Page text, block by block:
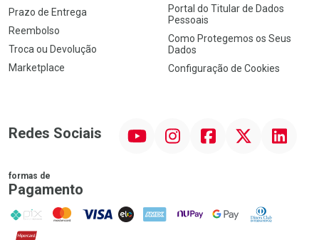
Prazo de Entrega
Reembolso
Troca ou Devolução
Marketplace
Portal do Titular de Dados
Pessoais
Como Protegemos os Seus
Dados
Configuração de Cookies
Redes Sociais InstagramFacebook Linkedin
formas de
Pagamento
PIX MasterCard
VISA ELO AMEX NuPay Google PayDiners Club
Hipercard